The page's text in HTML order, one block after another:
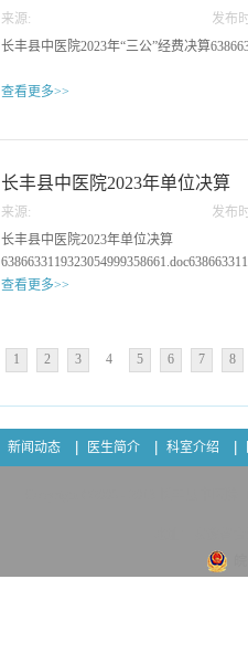
来源:
发布
27
长丰县中医院2023年“三公”经费决算
查看更多>>
长丰县中医院2023年单位决算
来源:
发布
长丰县中医院2023年单位决算
查看更多>>
1 2 3 4 5 6 7 8
新闻动态 医生简介 科室介绍